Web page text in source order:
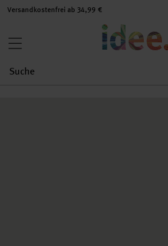
Versandkostenfrei ab 34,99 €